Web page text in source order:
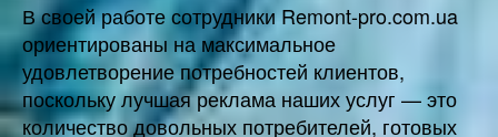
В своей работе сотрудники Remont-pro.com.ua
ориентированы на максимальное
удовлетворение потребностей клиентов,
поскольку лучшая реклама наших услуг — это
количество довольных потребителей, готовых